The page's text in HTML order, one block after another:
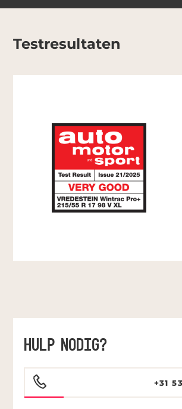
Testresultaten
HULP NODIG?
+31